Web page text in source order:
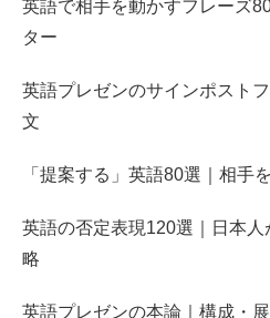
英語で相手を動かすフレーズ
ター
英語プレゼンのサインポスト
文
「提案する」英語80選｜相手
英語の否定表現120選｜日本
略
英語プレゼンの本論｜構成・